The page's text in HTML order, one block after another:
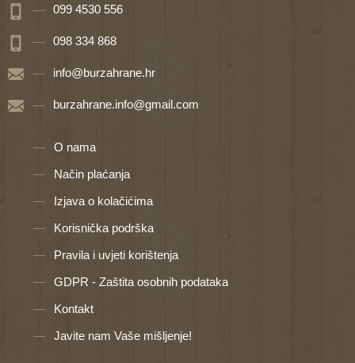
099 4530 556
098 334 868
info@burzahrane.hr
burzahrane.info@gmail.com
O nama
Način plaćanja
Izjava o kolačićima
Korisnička podrška
Pravila i uvjeti korištenja
GDPR - Zaštita osobnih podataka
Kontakt
Javite nam Vaše mišljenje!